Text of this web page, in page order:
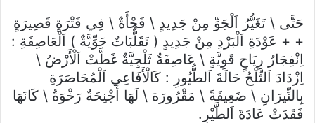
حَتَّى \ تَغَيُّرُ اَلْجَوِّ مِنْ جَدِيدٍ \ فَجْأَةٌ \ فِي فَتْرَةٍ قَصِيرَةٍ
+ + عَوْدَةِ اَلْبَرْدِ مِنْ جَدِيدٍ ( تَقَلُّبَاتٌ جَوِّيَّةٌ ) اَلْعَاصِفَةِ :
اِنْفِجَارُ رِيَاحٍ قَوِيَّةٍ \ عَاصِفَةٌ ثَلْجِيَّةٌ غَطَّتْ اَلْأَرْضُ \
اِزْدَادَ اَلثَّلْجُ حَالَةَ اَلطُّيُورِ : كَالْأَفَاعِي اَلْمُحَاصَرَةِ
بِالنِّيرَانِ \ ضَعِيفَةً \ مَقْرُورَة \ لَهَا أَجْنِحَةٌ رَخْوَةٌ \ كَانَهَا
فَقَدَتْ عَادَةَ اَلطَّيْرِ.